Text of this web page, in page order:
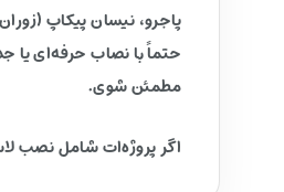
حتماً با نصاب حرفه‌ای یا
مطمئن شوی.
اگر پروژه‌ات شامل نصب